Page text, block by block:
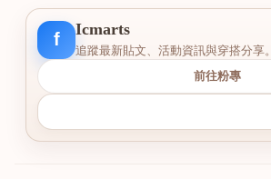
f Icmarts
追蹤最新貼文、活動資訊與穿搭分享。
前往粉專